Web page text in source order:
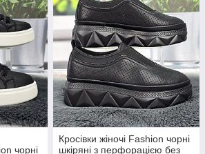
чорні
Кросівки жіночі Fashion чорні
шкіряні з перфорацією без